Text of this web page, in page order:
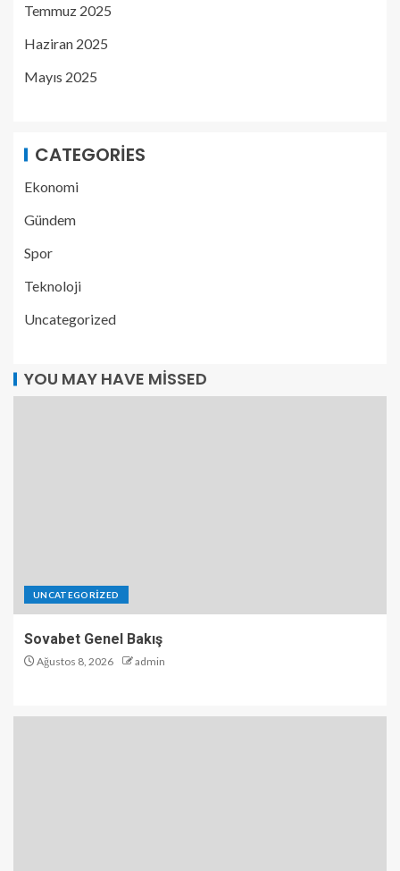
Temmuz 2025
Haziran 2025
Mayıs 2025
CATEGORIES
Ekonomi
Gündem
Spor
Teknoloji
Uncategorized
YOU MAY HAVE MISSED
UNCATEGORIZED
Sovabet Genel Bakış
Ağustos 8, 2026 admin